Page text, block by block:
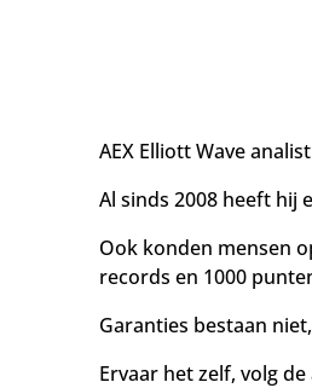
AEX Elliott Wave
Al sinds 2008 heeft hij
Ook konden mensen
records en 1000
Garanties bestaan
Ervaar het zelf, volg